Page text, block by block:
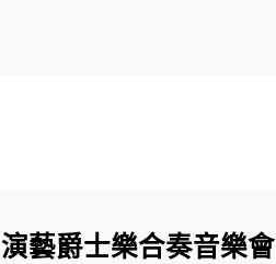
演藝爵士樂合奏音樂會